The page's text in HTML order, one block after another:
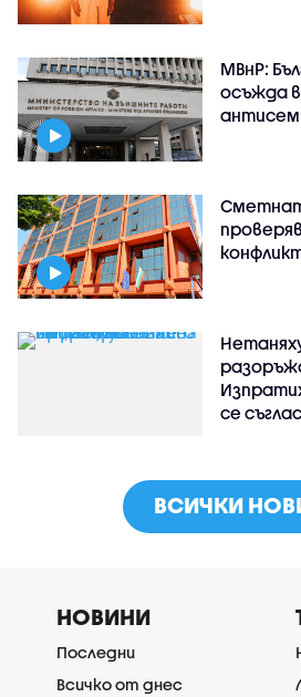
МВнР:
осъжда
се
ВСИЧКИ
НОВИНИ
Последни
Всичко от днес